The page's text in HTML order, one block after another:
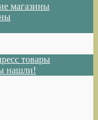
магазины
товары
нашли!